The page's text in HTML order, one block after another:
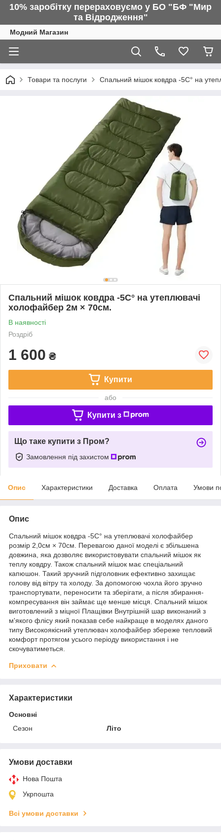
10% заробітку перераховуємо у БО "БФ "Мир
та Відродження"
Модний Магазин
Товари та послуги Спальний мішок ковдра -5С° на
Спальний мішок ковдра -5С° на утеплювачі
холофайбер 2м × 70см.
В наявності
Роздріб
1 600 ₴
Купити
або
Купити з
Що таке купити з Пром?
Замовлення під захистом
Опис Характеристики Доставка Оплата Умови
Опис
Спальний мішок ковдра -5С° на утеплювачі холофайбер
розмір 2,0см × 70см. Перевагою даної моделі є збільшена
довжина, яка дозволяє використовувати спальний мішок як
теплу ковдру. Також спальний мішок має спеціальний
капюшон. Такий зручний підголовник ефективно захищає
голову від вітру та холоду. За допомогою чохла його зручно
транспортувати, переносити та зберігати, а після збирання-
компресування він займає ще менше місця. Спальний мішок
виготовлений з міцної Плащівки Внутрішній шар виконаний з
м'якого флісу який показав себе найкраще в моделях даного
типу Високоякісний утеплювач холофайбер збереже тепловий
комфорт протягом усього періоду використання і не
скочуватиметься.
Приховати
Характеристики
Основні
Сезон
Літо
Умови доставки
Нова Пошта
Укрпошта
Всі умови доставки